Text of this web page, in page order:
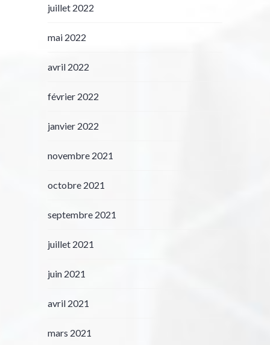
juillet 2022
mai 2022
avril 2022
février 2022
janvier 2022
novembre 2021
octobre 2021
septembre 2021
juillet 2021
juin 2021
avril 2021
mars 2021